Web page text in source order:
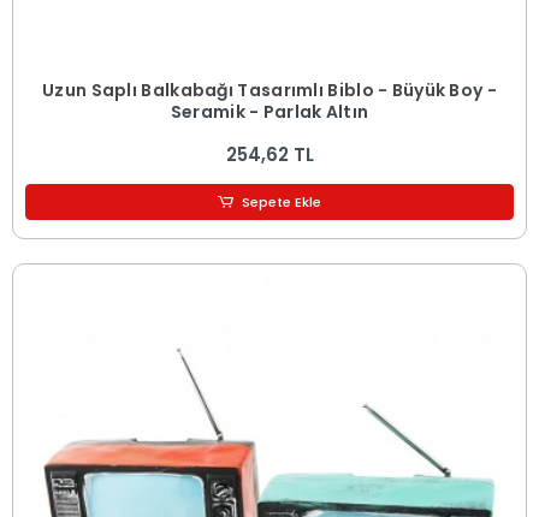
Uzun Saplı Balkabağı Tasarımlı Biblo - Büyük Boy -
Seramik - Parlak Altın
254,62 TL
Sepete Ekle